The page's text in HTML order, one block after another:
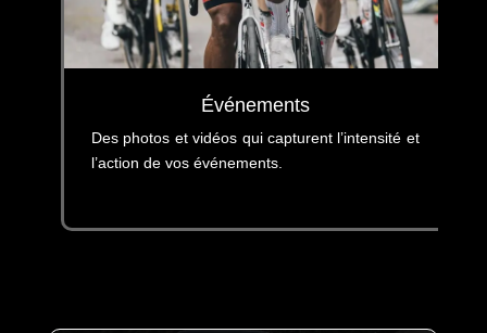
Événements
Des photos et vidéos qui capturent l’intensité et
l’action de vos événements.